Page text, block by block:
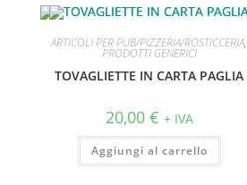
ARTICOLI PER PUB/PIZZERIA/ROSTICCERIA,
PRODOTTI GENERICI
TOVAGLIETTE IN CARTA PAGLIA
20,00 € + IVA
Aggiungi al carrello